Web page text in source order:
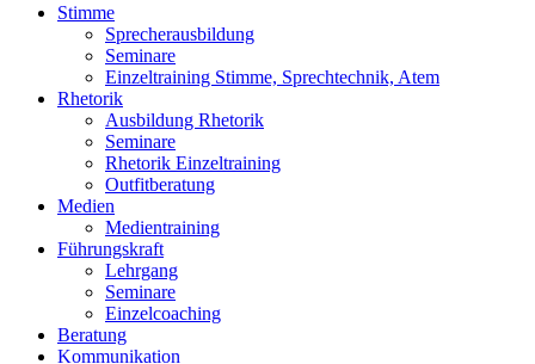
Stimme
Sprecherausbildung
Seminare
Einzeltraining Stimme, Sprechtechnik, Atem
Rhetorik
Ausbildung Rhetorik
Seminare
Rhetorik Einzeltraining
Outfitberatung
Medien
Medientraining
Führungskraft
Lehrgang
Seminare
Einzelcoaching
Beratung
Kommunikation